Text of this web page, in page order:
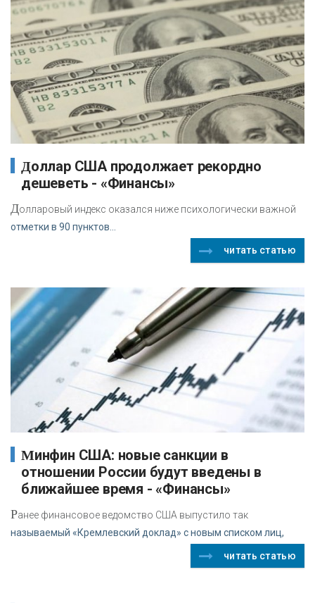
Доллар США продолжает рекордно
дешеветь - «Финансы»
Долларовый индекс оказался ниже психологически важной
отметки в 90 пунктов...
читать статью
Минфин США: новые санкции в
отношении России будут введены в
ближайшее время - «Финансы»
Ранее финансовое ведомство США выпустило так
называемый «Кремлевский доклад» с новым списком лиц,
читать статью